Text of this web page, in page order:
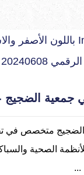
الضجيج -
متخصص في
الصحية
...